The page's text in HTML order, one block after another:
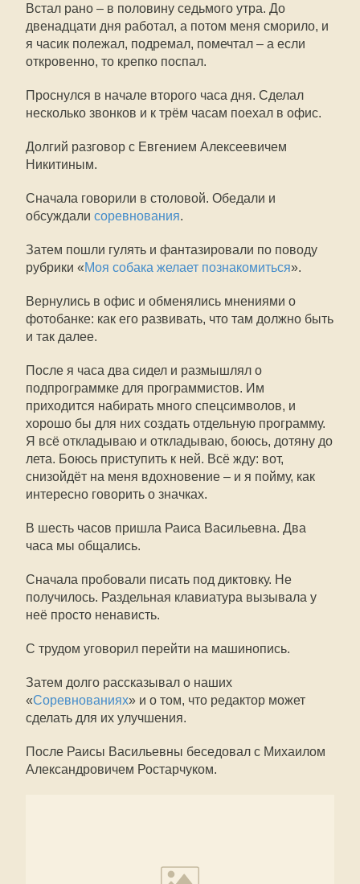
Встал рано – в половину седьмого утра. До
двенадцати дня работал, а потом меня сморило, и
я часик полежал, подремал, помечтал – а если
откровенно, то крепко поспал.
Проснулся в начале второго часа дня. Сделал
несколько звонков и к трём часам поехал в офис.
Долгий разговор с Евгением Алексеевичем
Никитиным.
Сначала говорили в столовой. Обедали и
обсуждали соревнования.
Затем пошли гулять и фантазировали по поводу
рубрики «Моя собака желает познакомиться».
Вернулись в офис и обменялись мнениями о
фотобанке: как его развивать, что там должно быть
и так далее.
После я часа два сидел и размышлял о
подпрограммке для программистов. Им
приходится набирать много спецсимволов, и
хорошо бы для них создать отдельную программу.
Я всё откладываю и откладываю, боюсь, дотяну до
лета. Боюсь приступить к ней. Всё жду: вот,
снизойдёт на меня вдохновение – и я пойму, как
интересно говорить о значках.
В шесть часов пришла Раиса Васильевна. Два
часа мы общались.
Сначала пробовали писать под диктовку. Не
получилось. Раздельная клавиатура вызывала у
неё просто ненависть.
С трудом уговорил перейти на машинопись.
Затем долго рассказывал о наших
«Соревнованиях» и о том, что редактор может
сделать для их улучшения.
После Раисы Васильевны беседовал с Михаилом
Александровичем Ростарчуком.